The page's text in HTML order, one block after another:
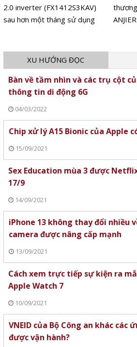
2.0 inverter (FX1412S3KAV)
sau hơn một tháng sử dụng
ANJIER
XU HƯỚNG ĐỌC
Bàn về tầm nhìn và các trụ cột
thông tin di động 6G
04/03/2022
Chip xử lý A15 Bionic của Apple
15/09/2021
Sex Education mùa 3 được
17/9
14/09/2021
iPhone 13 không thay đổi nhiều
camera được nâng cấp mạnh
13/09/2021
Cách xem trực tiếp sự kiện ra
Apple Watch 7
10/09/2021
VNEID của Bộ Công an khác các
được vận hành?